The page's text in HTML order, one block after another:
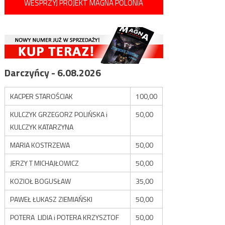
WESPRZYJ PROJEKT MAGNA POLONIA
Darczyńcy - 6.08.2026
KACPER STAROŚCIAK
100,00
KULCZYK GRZEGORZ POLIŃSKA i
KULCZYK KATARZYNA
50,00
MARIA KOSTRZEWA
50,00
JERZY T MICHAJŁOWICZ
50,00
KOZIOŁ BOGUSŁAW
35,00
PAWEŁ ŁUKASZ ZIEMIAŃSKI
50,00
POTERA LIDIA i POTERA KRZYSZTOF
50,00